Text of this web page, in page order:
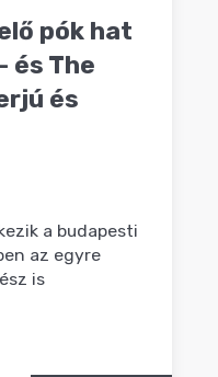
pók hat
és The
és
a budapesti
az egyre
is